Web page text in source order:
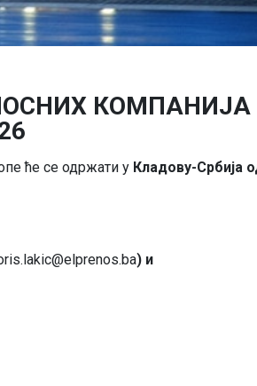
КОМПАНИЈА
ће се одржати у Кладову-Србија
) и